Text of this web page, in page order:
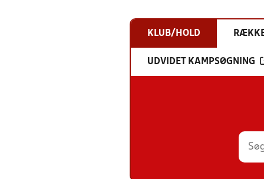
KLUB/HOLD
UDVIDET KAMPSØGNING